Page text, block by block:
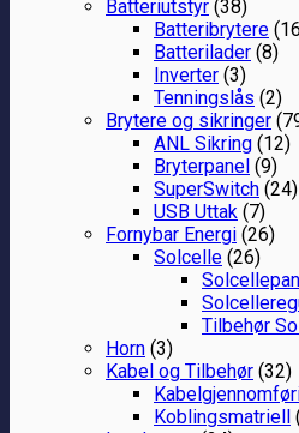
Batteriutstyr (38)
Batteribrytere
Batterilader (8)
Inverter (3)
Tenningslås (2)
Brytere og sikringer
ANL Sikring (12)
Bryterpanel (9)
SuperSwitch (24)
USB Uttak (7)
Fornybar Energi (26)
Solcelle (26)
Tilbehør
Horn (3)
Kabel og Tilbehør (32)
Koblingsmatriell